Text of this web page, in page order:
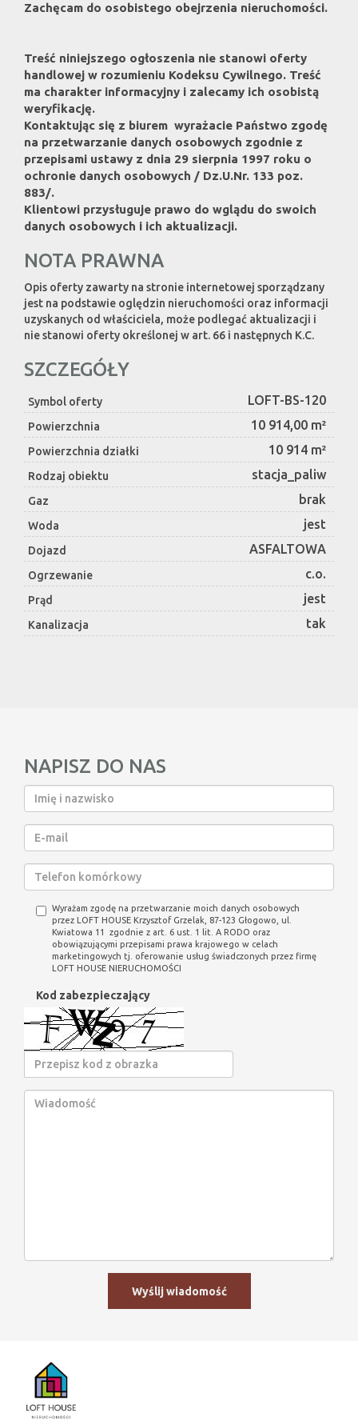
Zachęcam do osobistego obejrzenia nieruchomości.
Treść niniejszego ogłoszenia nie stanowi oferty
handlowej w rozumieniu Kodeksu Cywilnego. Treść
ma charakter informacyjny i zalecamy ich osobistą
weryfikację.
Kontaktując się z biurem wyrażacie Państwo zgodę
na przetwarzanie danych osobowych zgodnie z
przepisami ustawy z dnia 29 sierpnia 1997 roku o
ochronie danych osobowych / Dz.U.Nr. 133 poz.
883/.
Klientowi przysługuje prawo do wglądu do swoich
danych osobowych i ich aktualizacji.
NOTA PRAWNA
Opis oferty zawarty na stronie internetowej sporządzany
jest na podstawie oględzin nieruchomości oraz informacji
uzyskanych od właściciela, może podlegać aktualizacji i
nie stanowi oferty określonej w art. 66 i następnych K.C.
SZCZEGÓŁY
Symbol oferty LOFT-BS-120
Powierzchnia 10 914,00 m²
Powierzchnia działki 10 914 m²
Rodzaj obiektu stacja_paliw
Gaz brak
Woda jest
Dojazd ASFALTOWA
Ogrzewanie c.o.
Prąd jest
Kanalizacja tak
NAPISZ DO NAS
Wyrażam zgodę na przetwarzanie moich danych osobowych
przez LOFT HOUSE Krzysztof Grzelak, 87-123 Głogowo, ul.
Kwiatowa 11 zgodnie z art. 6 ust. 1 lit. A RODO oraz
obowiązującymi przepisami prawa krajowego w celach
marketingowych tj. oferowanie usług świadczonych przez firmę
LOFT HOUSE NIERUCHOMOŚCI
Kod zabezpieczający